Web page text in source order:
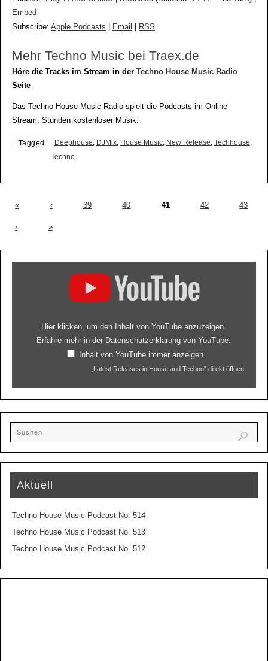
Embed
Subscribe: Apple Podcasts Email RSS
Mehr Techno Music bei Traex.de
Höre die Tracks im Stream in der Techno House Music Radio
Seite
Das Techno House Music Radio spielt die Podcasts im Online
Stream, Stunden kostenloser Musik.
Tagged Deephouse, DJMix, House Music, New Release, Techhouse,
Techno
« ‹ 39 40 41 42 43
› »
Hier klicken, um den Inhalt von YouTube anzuzeigen.
Erfahre mehr in der Datenschutzerklärung von YouTube.
Inhalt von YouTube immer anzeigen
„Latest Releases in House and Techno“ direkt öffnen
Aktuell
Techno House Music Podcast No. 514
Techno House Music Podcast No. 513
Techno House Music Podcast No. 512